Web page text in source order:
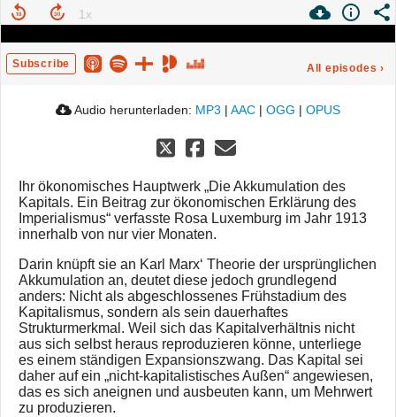
Subscribe All episodes ›
Audio herunterladen: MP3 | AAC | OGG | OPUS
Ihr ökonomisches Hauptwerk „Die Akkumulation des
Kapitals. Ein Beitrag zur ökonomischen Erklärung des
Imperialismus“ verfasste Rosa Luxemburg im Jahr 1913
innerhalb von nur vier Monaten.
Darin knüpft sie an Karl Marx‘ Theorie der ursprünglichen
Akkumulation an, deutet diese jedoch grundlegend
anders: Nicht als abgeschlossenes Frühstadium des
Kapitalismus, sondern als sein dauerhaftes
Strukturmerkmal. Weil sich das Kapitalverhältnis nicht
aus sich selbst heraus reproduzieren könne, unterliege
es einem ständigen Expansionszwang. Das Kapital sei
daher auf ein „nicht-kapitalistisches Außen“ angewiesen,
das es sich aneignen und ausbeuten kann, um Mehrwert
zu produzieren.